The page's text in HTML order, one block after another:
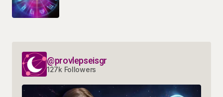
@provlepseisgr
127k Followers